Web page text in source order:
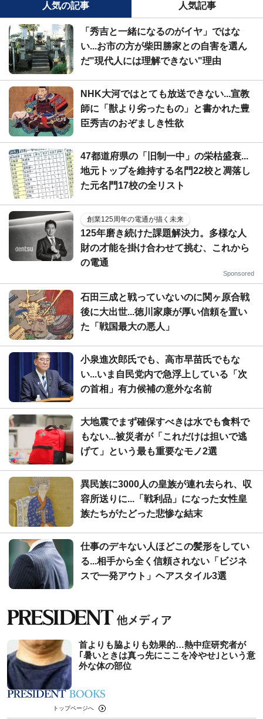
人気の記事 人気記事
「秀吉と一緒になるのがイヤ」ではな
い...お市の方が柴田勝家との自害を選ん
だ"現代人には理解できない"理由
NHK大河ではとても放送できない...宣教
師に「獣より劣ったもの」と書かれた豊
臣秀吉のおぞましき性欲
47都道府県の「旧制一中」の栄枯盛衰...
地元トップを維持する名門22校と凋落し
た元名門17校の全リスト
創業125周年の電通が描く未来
125年磨き続けた課題解決力。多様な人
財の才能を掛け合わせて挑む、これから
の電通
Sponsored
石田三成と戦っていないのに関ヶ原合戦
後に大出世...徳川家康が厚い信頼を置い
た「戦国最大の悪人」
小泉進次郎氏でも、高市早苗氏でもな
い...いま自民党内で急浮上している「次
の首相」有力候補の意外な名前
大地震でまず確保すべきは水でも食料で
もない...被災者が「これだけは担いで逃
げて」という最も重要なモノ2選
異民族に3000人の皇族が連れ去られ、収
容所送りに...「戦利品」になった女性皇
族たちがたどった悲惨な結末
仕事のデキない人ほどこの髪形をしてい
る...相手から全く信頼されない「ビジネ
スで一発アウト」ヘアスタイル3選
首よりも脇よりも効果的…熱中症研究者が
｢暑いときは真っ先にここを冷やせ｣という意
外な体の部位
トップページへ